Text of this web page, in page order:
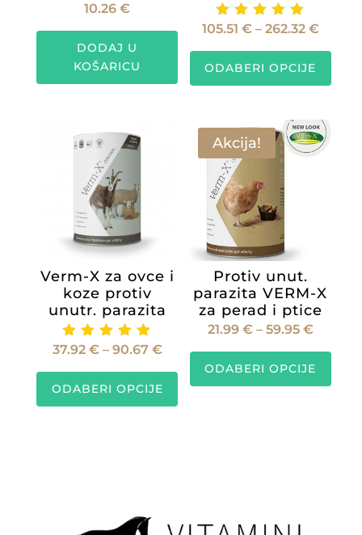
10.26 €
DODAJ U
KOŠARICU
Ocijenje
5.00
od 5
105.51 € – 262.32 €
cijena:
ODABERI OPCIJE
Ovaj
Verm-X za ovce i
koze protiv
unutr. parazita
Ocijenje
5.00
od 5
37.92 € – 90.67 €Raspon
cijena:
od
37.92 €
ODABERI OPCIJE
Akcija!
Protiv unut.
parazita VERM-X
za perad i ptice
21.99 € – 59.95 €Raspon
cijena:
od
21.99 €
ODABERI OPCIJE
Ovaj